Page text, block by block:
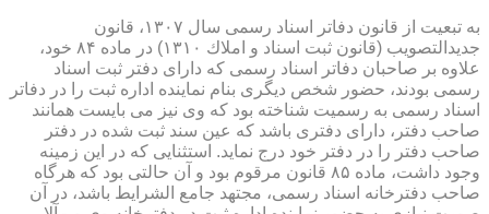
به تبعیت از قانون دفاتر اسناد رسمی سال ۱۳۰۷، قانون
جدیدالتصویب (قانون ثبت اسناد و املاك ۱۳۱۰) در ماده ۸۴ خود،
علاوه بر صاحبان دفاتر اسناد رسمی كه دارای دفتر ثبت اسناد
رسمی بودند، حضور شخص دیگری بنام نماینده اداره ثبت را در دفاتر
اسناد رسمی به رسمیت شناخته بود كه وی نیز می بایست همانند
صاحب دفتر، دارای دفتری باشد كه عین سند ثبت شده در دفتر
صاحب دفتر را در دفتر خود درج نماید. استثنایی كه در این زمینه
وجود داشت، ماده ۸۵ قانون مرقوم بود و آن حالتی بود كه هرگاه
صاحب دفترخانه اسناد رسمی، مجتهد جامع الشرایط باشد، در آن